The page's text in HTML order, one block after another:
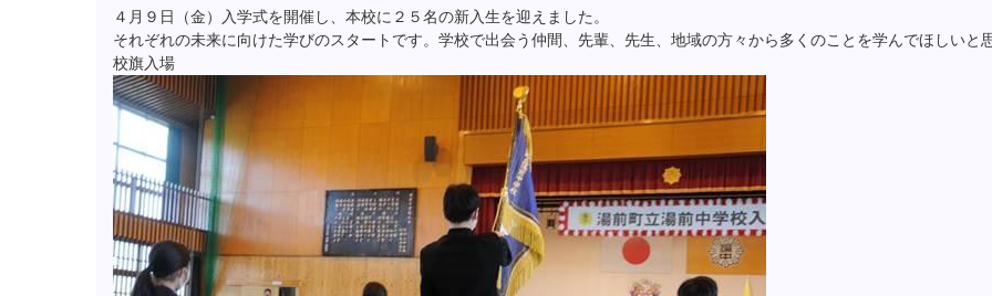
４月９日（金）入学式を開催し、本校に２５名の新入生を迎えました。
それぞれの未来に向けた学びのスタートです。学校で出会う仲間、先輩、先生、地域の方々から多くのことを学んでほしいと
校旗入場